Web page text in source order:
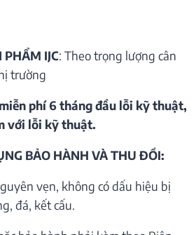
IJC: Theo trọng lượng cân
trường
phí 6 tháng đầu lỗi kỹ thuật,
với lỗi kỹ thuật.
BẢO HÀNH VÀ THU ĐỒI:
vẹn, không có dấu hiệu bị
đá, kết cấu.